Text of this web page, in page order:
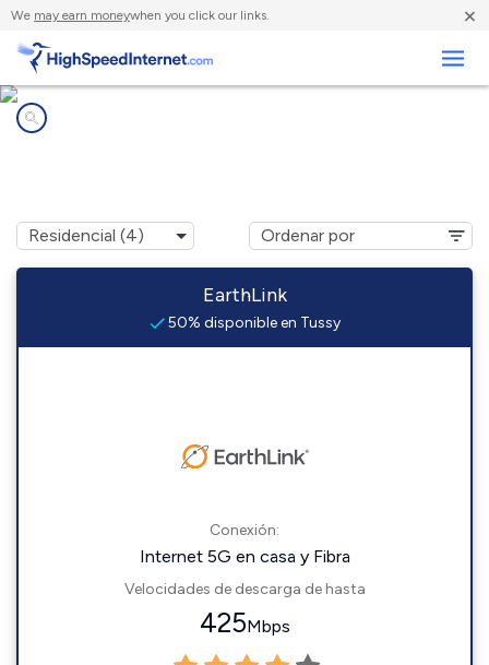
We may earn moneywhen you click our links. ×
EarthLink
50% disponible en Tussy
Conexión:
Internet 5G en casa y Fibra
Velocidades de descarga de hasta
425Mbps